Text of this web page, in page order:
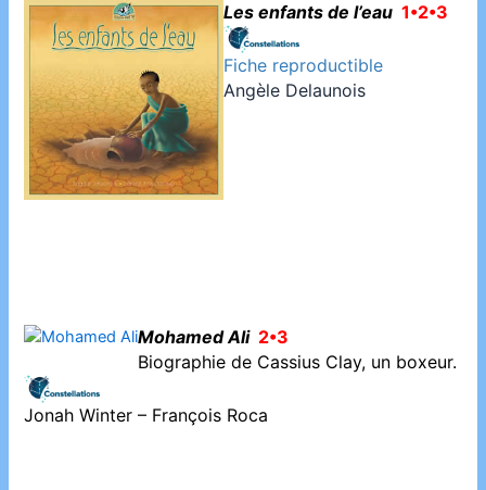
Les enfants de l’eau 1•2•3
Fiche reproductible
Angèle Delaunois
Mohamed Ali 2•3
Biographie de Cassius Clay, un boxeur.
Jonah Winter – François Roca